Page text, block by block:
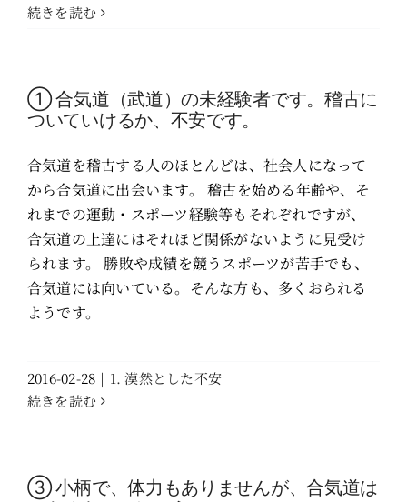
続きを読む
① 合気道（武道）の未経験者です。稽古に
ついていけるか、不安です。
合気道を稽古する人のほとんどは、社会人になって
から合気道に出会います。 稽古を始める年齢や、そ
れまでの運動・スポーツ経験等もそれぞれですが、
合気道の上達にはそれほど関係がないように見受け
られます。 勝敗や成績を競うスポーツが苦手でも、
合気道には向いている。そんな方も、多くおられる
ようです。
2016-02-28 | 1. 漠然とした不安
続きを読む
③ 小柄で、体力もありませんが、合気道は